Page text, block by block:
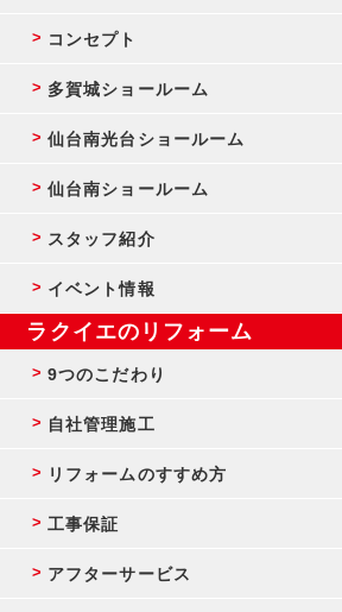
コンセプト
多賀城ショールーム
仙台南光台ショールーム
仙台南ショールーム
スタッフ紹介
イベント情報
ラクイエのリフォーム
9つのこだわり
自社管理施工
リフォームのすすめ方
工事保証
アフターサービス